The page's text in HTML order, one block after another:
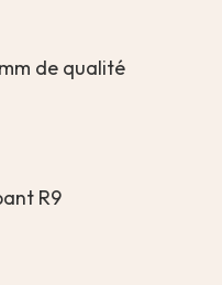
de qualité
R9